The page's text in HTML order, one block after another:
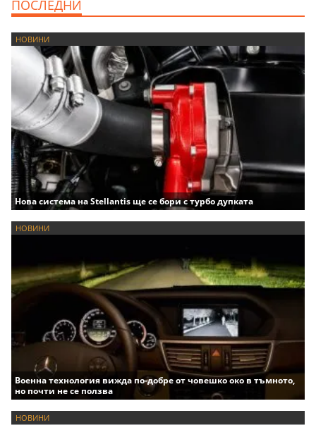
ПОСЛЕДНИ
НОВИНИ
Нова система на Stellantis ще се бори с турбо дупката
НОВИНИ
Военна технология вижда по-добре от човешко око в тъмното,
но почти не се ползва
НОВИНИ